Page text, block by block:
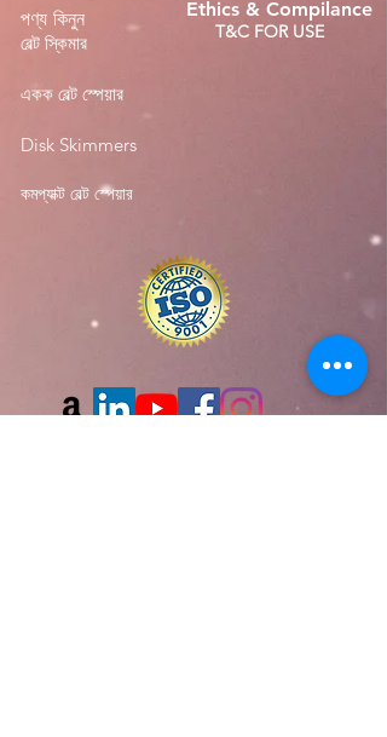
পণ্য কিনুন
বেল্ট স্কিমার
Ethics & Compilance
T&C FOR USE
একক বেল্ট স্পেয়ার
Disk Skimmers
কমপ্যাক্ট বেল্ট স্পেয়ার